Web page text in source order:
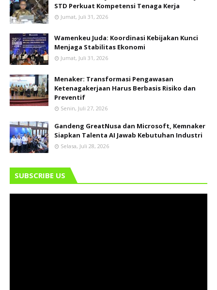
STD Perkuat Kompetensi Tenaga Kerja
Jumat, Juli 31, 2026
Wamenkeu Juda: Koordinasi Kebijakan Kunci
Menjaga Stabilitas Ekonomi
Jumat, Juli 31, 2026
Menaker: Transformasi Pengawasan
Ketenagakerjaan Harus Berbasis Risiko dan
Preventif
Senin, Juli 27, 2026
Gandeng GreatNusa dan Microsoft, Kemnaker
Siapkan Talenta AI Jawab Kebutuhan Industri
Selasa, Juli 28, 2026
SUBSCRIBE US